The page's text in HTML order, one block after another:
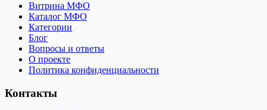
Витрина МФО
Каталог МФО
Категории
Блог
Вопросы и ответы
О проекте
Политика конфиденциальности
Контакты